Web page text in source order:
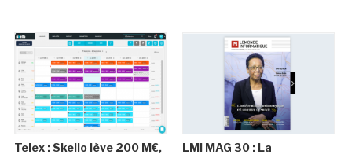
Telex : Skello lève 200 M€,
LMI MAG 30 : La